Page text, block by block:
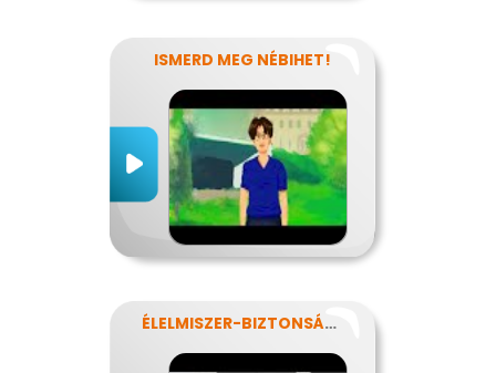
ISMERD MEG NÉBIHET!
ÉLELMISZER-BIZTONSÁG, NÉBIH, EFSA